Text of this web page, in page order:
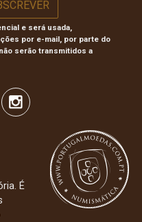
e será usada,
por e-mail, por parte do
serão transmitidos a
É